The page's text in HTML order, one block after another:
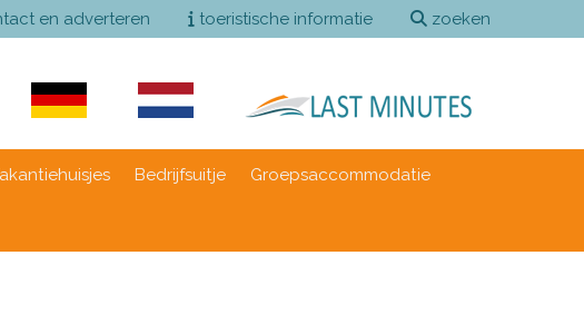
en adverteren toeristische informatie zoeken
Bedrijfsuitje Groepsaccommodatie